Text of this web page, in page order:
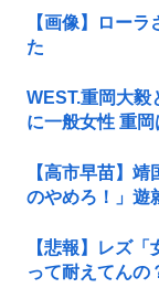
【画像】ロー
た
WEST.重岡大毅
に一般女性 重岡
【高市早苗】
のやめろ！」遊
【悲報】レズ
って耐えてんの